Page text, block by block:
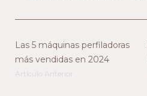
Las 5 máquinas perfiladoras
más vendidas en 2024
Artículo Anterior